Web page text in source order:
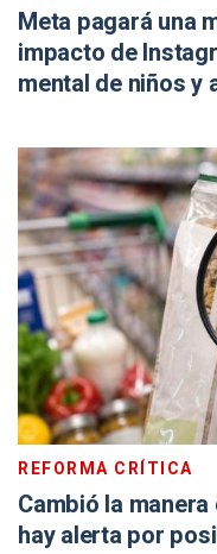
Meta pagará una
impacto de
mental de niños y
REFORMA CRÍTICA
Cambió la
hay alerta por